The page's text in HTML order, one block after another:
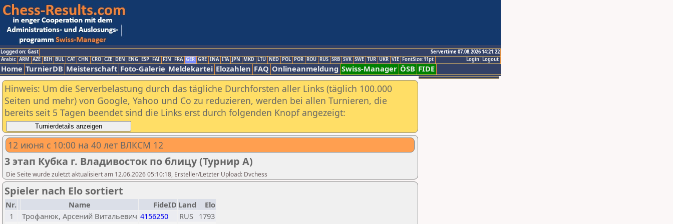
Logged on: Gast
Servertime 07.08.2026 14:21:22
Logout
Login
Arabic ARM AZE BIH BUL CAT CHN CRO CZE DEN ENG ESP FAI FIN FRA GER GRE INA ITA JPN MKD LTU NED POL POR ROU RUS SRB SVK SWE TUR UKR VIE FontSize:11pt
Home TurnierDB Meisterschaft Foto-Galerie Meldekartei Elozahlen FAQ Onlineanmeldung Swiss-Manager ÖSB FIDE
Hinweis: Um die Serverbelastung durch das tägliche Durchforsten aller Links (täglich 100.000
Seiten und mehr) von Google, Yahoo und Co zu reduzieren, werden bei allen Turnieren, die
bereits seit 5 Tagen beendet sind die Links erst durch folgenden Knopf angezeigt:
12 июня с 10:00 на 40 лет ВЛКСМ 12
3 этап Кубка г. Владивосток по блицу (Турнир А)
Die Seite wurde zuletzt aktualisiert am 12.06.2026 05:10:18, Ersteller/Letzter Upload: Dvchess
Spieler nach Elo sortiert
Nr. Name FideID Land
Elo
1
Трофанюк, Арсений Витальевич 4156250 RUS 1793